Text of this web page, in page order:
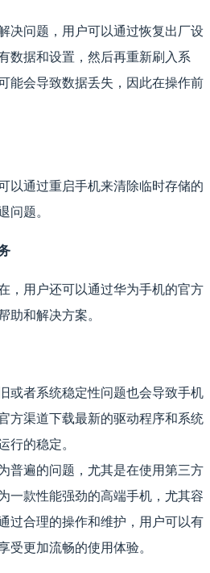
决问题，用户可以通过恢复出厂设
数据和设置，然后再重新刷入系
能会导致数据丢失，因此在操作前
以通过重启手机来清除临时存储的
问题。
，用户还可以通过华为手机的官方
助和解决方案。
或者系统稳定性问题也会导致手机
方渠道下载最新的驱动程序和系统
行的稳定。
普遍的问题，尤其是在使用第三方
一款性能强劲的高端手机，尤其容
过合理的操作和维护，用户可以有
受更加流畅的使用体验。